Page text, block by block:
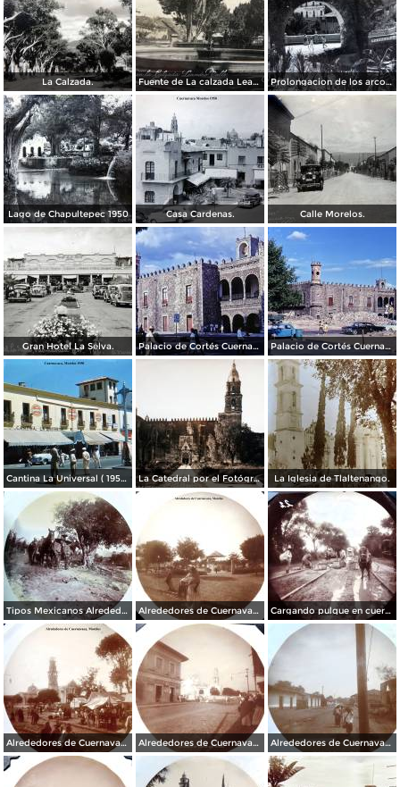
La Calzada. Fuente de La calzada Leandro Valle. Prolongacion de los arcos de Guadalupe.
Lago de Chapultepec 1950 Casa Cardenas. Calle Morelos.
Gran Hotel La Selva. Palacio de Cortés Cuernavaca Morelos 1967 Palacio de Cortés Cuernavaca Morelos 1967
Cantina La Universal ( 1950 ). La Catedral por el Fotógrafo Hugo Brehme. La Iglesia de Tlaltenango.
Tipos Mexicanos Alrededores de Cuernavaca Morelos.. Alrededores de Cuernavaca Morelos. Cargando pulque en cueros de puerco Alrededores de Cuernavaca Morelos.
Alrededores de Cuernavaca Morelos. Alrededores de Cuernavaca Morelos. Alrededores de Cuernavaca Morelos.